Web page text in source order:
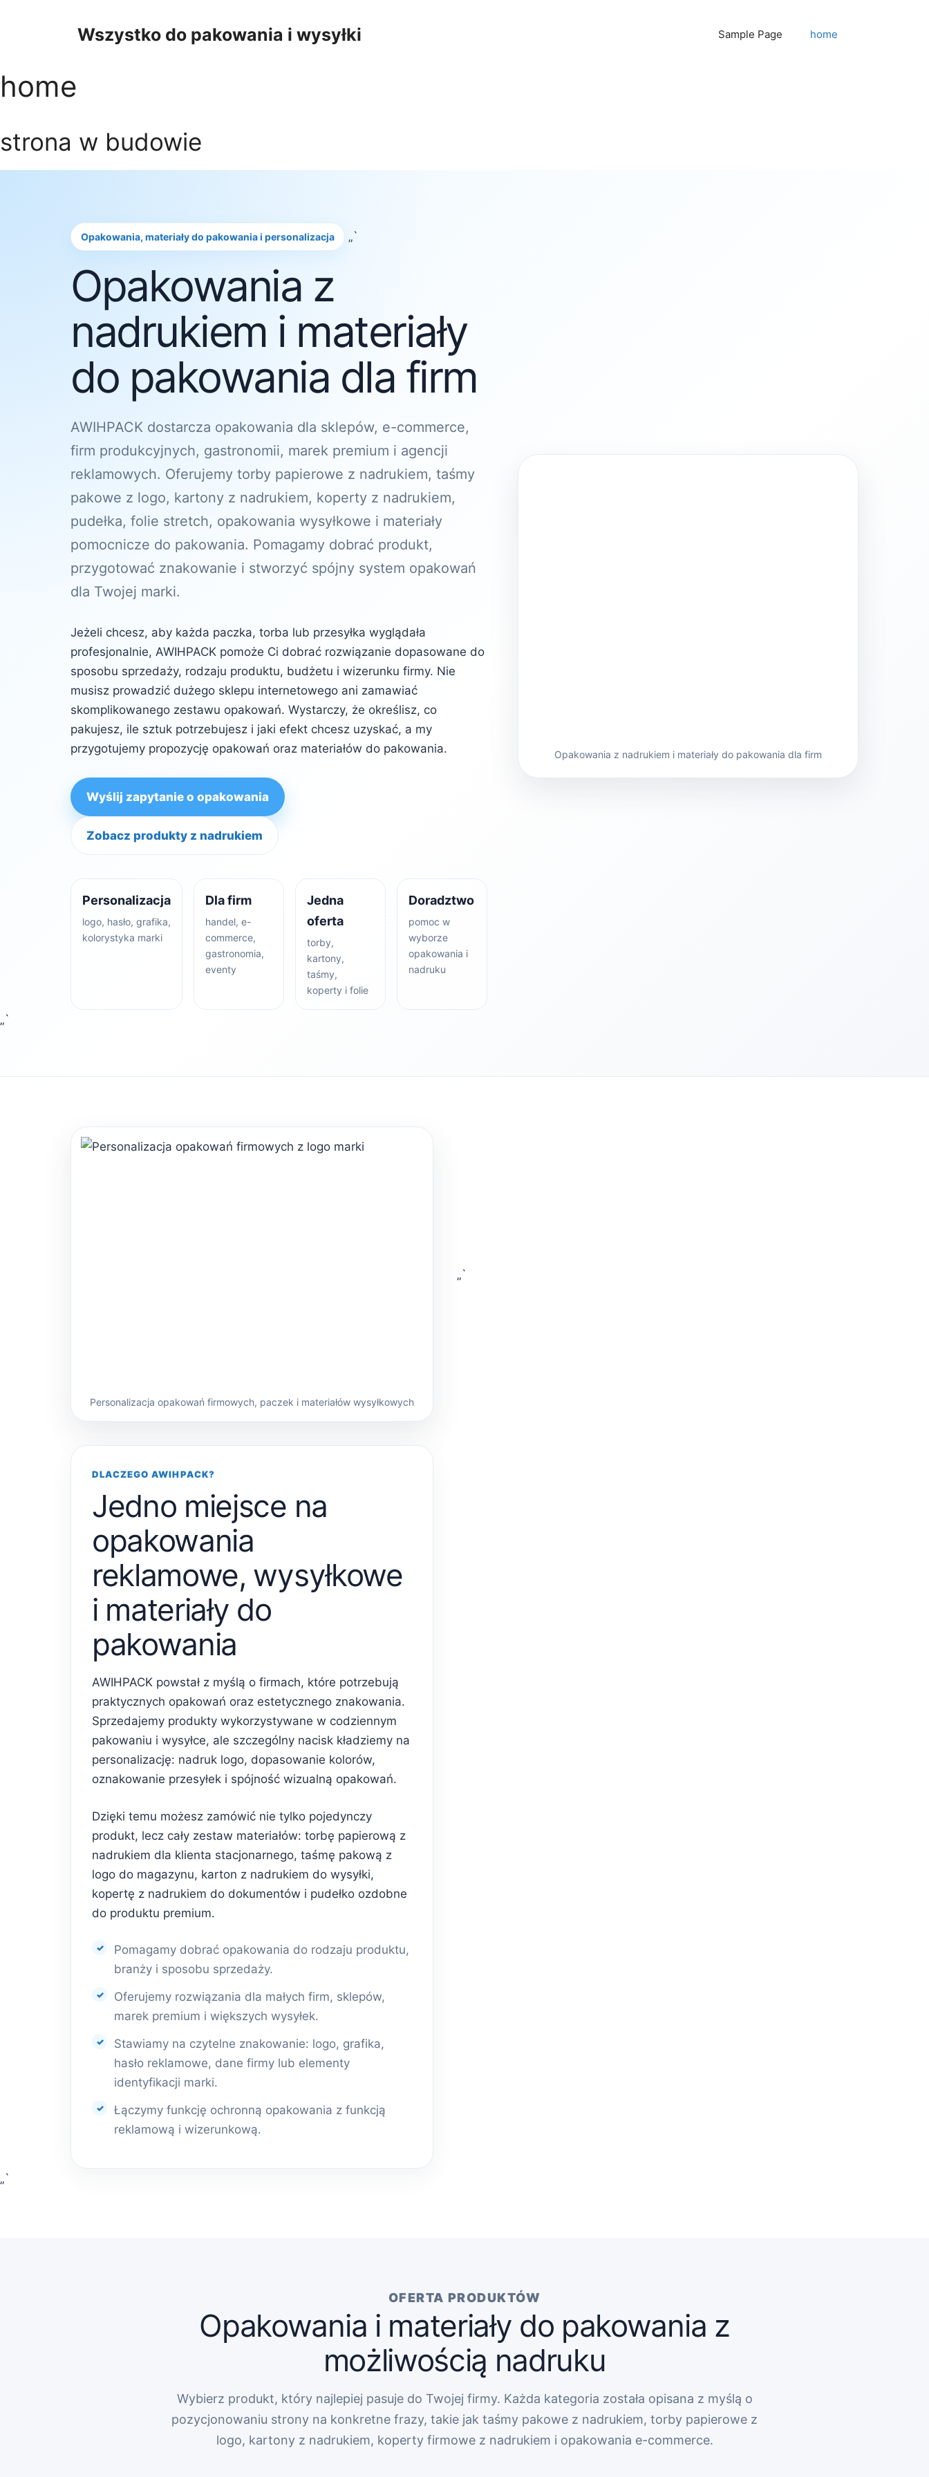
Wszystko do pakowania i wysyłki Sample Page home
home
strona w budowie
Opakowania, materiały do pakowania i personalizacja „`
Opakowania z
nadrukiem i materiały
do pakowania dla firm
AWIHPACK dostarcza opakowania dla sklepów, e-commerce,
firm produkcyjnych, gastronomii, marek premium i agencji
reklamowych. Oferujemy torby papierowe z nadrukiem, taśmy
pakowe z logo, kartony z nadrukiem, koperty z nadrukiem,
pudełka, folie stretch, opakowania wysyłkowe i materiały
pomocnicze do pakowania. Pomagamy dobrać produkt,
przygotować znakowanie i stworzyć spójny system opakowań
dla Twojej marki.
Jeżeli chcesz, aby każda paczka, torba lub przesyłka wyglądała
profesjonalnie, AWIHPACK pomoże Ci dobrać rozwiązanie dopasowane do
sposobu sprzedaży, rodzaju produktu, budżetu i wizerunku firmy. Nie
musisz prowadzić dużego sklepu internetowego ani zamawiać
skomplikowanego zestawu opakowań. Wystarczy, że określisz, co
pakujesz, ile sztuk potrzebujesz i jaki efekt chcesz uzyskać, a my
przygotujemy propozycję opakowań oraz materiałów do pakowania.
Wyślij zapytanie o opakowania
Zobacz produkty z nadrukiem
Personalizacja
logo, hasło, grafika,
kolorystyka marki
Dla firm
handel, e-
commerce,
gastronomia,
eventy
Jedna
oferta
torby,
kartony,
taśmy,
koperty i folie
Doradztwo
pomoc w
wyborze
opakowania i
nadruku
Opakowania z nadrukiem i materiały do pakowania dla firm
„`
Personalizacja opakowań firmowych, paczek i materiałów wysyłkowych
„`
DLACZEGO AWIHPACK?
Jedno miejsce na
opakowania
reklamowe, wysyłkowe
i materiały do
pakowania
AWIHPACK powstał z myślą o firmach, które potrzebują
praktycznych opakowań oraz estetycznego znakowania.
Sprzedajemy produkty wykorzystywane w codziennym
pakowaniu i wysyłce, ale szczególny nacisk kładziemy na
personalizację: nadruk logo, dopasowanie kolorów,
oznakowanie przesyłek i spójność wizualną opakowań.
Dzięki temu możesz zamówić nie tylko pojedynczy
produkt, lecz cały zestaw materiałów: torbę papierową z
nadrukiem dla klienta stacjonarnego, taśmę pakową z
logo do magazynu, karton z nadrukiem do wysyłki,
kopertę z nadrukiem do dokumentów i pudełko ozdobne
do produktu premium.
Pomagamy dobrać opakowania do rodzaju produktu,
branży i sposobu sprzedaży.
Oferujemy rozwiązania dla małych firm, sklepów,
marek premium i większych wysyłek.
Stawiamy na czytelne znakowanie: logo, grafika,
hasło reklamowe, dane firmy lub elementy
identyfikacji marki.
Łączymy funkcję ochronną opakowania z funkcją
reklamową i wizerunkową.
„`
OFERTA PRODUKTÓW
Opakowania i materiały do pakowania z
możliwością nadruku
Wybierz produkt, który najlepiej pasuje do Twojej firmy. Każda kategoria została opisana z myślą o
pozycjonowaniu strony na konkretne frazy, takie jak taśmy pakowe z nadrukiem, torby papierowe z
logo, kartony z nadrukiem, koperty firmowe z nadrukiem i opakowania e-commerce.